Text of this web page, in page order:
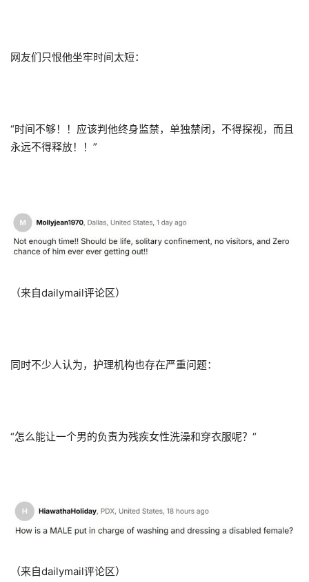
网友们只恨他坐牢时间太短：
“时间不够！！应该判他终身监禁，单独禁闭，不得探视，而且
永远不得释放！！”
（来自dailymail评论区）
同时不少人认为，护理机构也存在严重问题：
“怎么能让一个男的负责为残疾女性洗澡和穿衣服呢？“
（来自dailymail评论区）